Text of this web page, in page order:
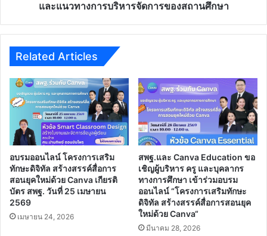
ออนไลน์
ผ่าน
ระบบ
Zoom
Meeting
เรื่อง
ใช้
ระบบ
เพื่อ
การ
คัด
กรอง
นักเรียน
และแนวทางการบริหารจัดการของสถานศึกษา
Related Articles
อบรมออนไลน์ โครงการเสริม
ทักษะดิจิทัล สร้างสรรค์สื่อการ
สอนยุคใหม่ด้วย Canva เกียรติ
บัตร สพฐ. วันที่ 25 เมษายน
2569
เมษายน 24, 2026
สพฐ.และ Canva Education ขอ
เชิญผู้บริหาร ครู และบุคลากร
ทางการศึกษา เข้าร่วมอบรม
ออนไลน์ “โครงการเสริมทักษะ
ดิจิทัล สร้างสรรค์สื่อการสอนยุค
ใหม่ด้วย Canva“
มีนาคม 28, 2026